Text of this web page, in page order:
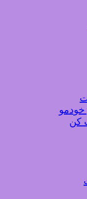
خودمو
کن